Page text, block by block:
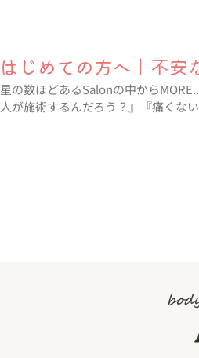
はじめての方へ｜不安
星の数ほどあるSalonの中から
人が施術するんだろう？』『痛くな